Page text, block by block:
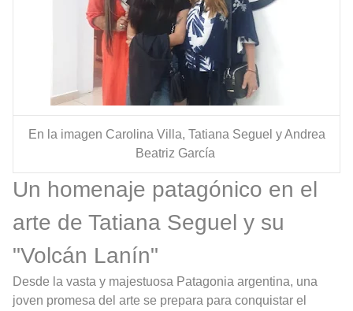
En la imagen Carolina Villa, Tatiana Seguel y Andrea
Beatriz García
Un homenaje patagónico en el
arte de Tatiana Seguel y su
"Volcán Lanín"
Desde la vasta y majestuosa Patagonia argentina, una
joven promesa del arte se prepara para conquistar el